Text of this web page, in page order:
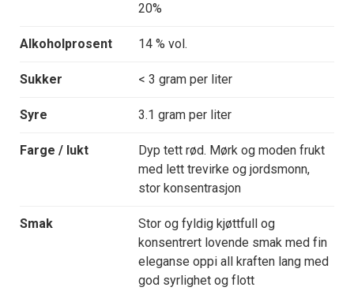
20%
Alkoholprosent 14 % vol.
Sukker < 3 gram per liter
Syre 3.1 gram per liter
Farge / lukt
Dyp tett rød. Mørk og moden frukt
med lett trevirke og jordsmonn,
stor konsentrasjon
Smak
Stor og fyldig kjøttfull og
konsentrert lovende smak med fin
eleganse oppi all kraften lang med
god syrlighet og flott